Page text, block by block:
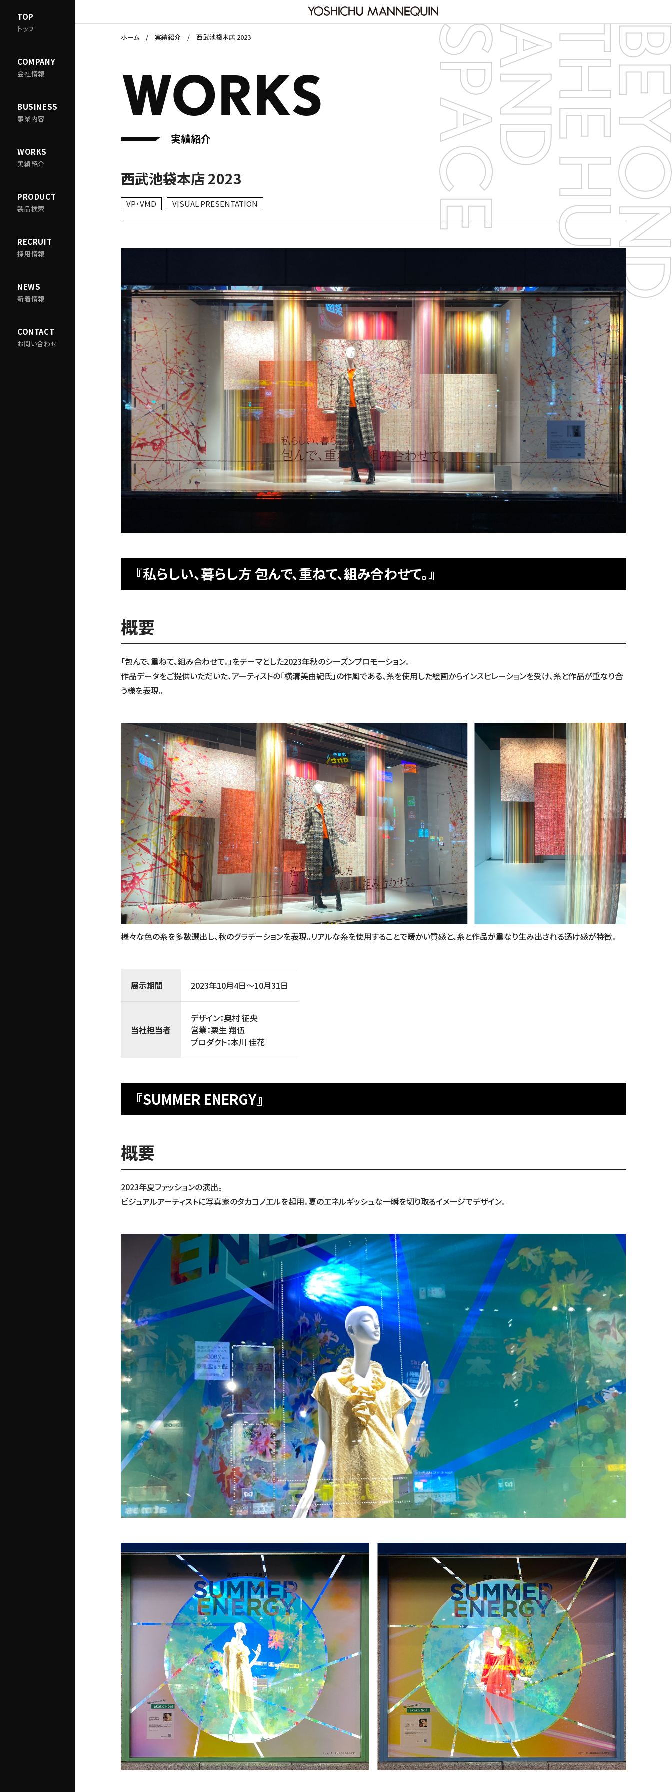
TOP
トップ
COMPANY
会社情報
BUSINESS
事業内容
WORKS
実績紹介
PRODUCT
製品検索
RECRUIT
採用情報
NEWS
新着情報
CONTACT
お問い合わせ
ホーム 実績紹介 西武池袋本店 2023
WORKS
実績紹介
西武池袋本店 2023
VP・VMD VISUAL PRESENTATION
『私らしい、暮らし方 包んで、重ねて、組み合わせて。』
概要
「包んで、重ねて、組み合わせて。」をテーマとした2023年秋のシーズンプロモーション。
作品データをご提供いただいた、アーティストの「横溝美由紀氏」の作風である、糸を使用した絵画からインスピレーションを受け、糸と作品が重なり合
う様を表現。
様々な色の糸を多数選出し、秋のグラデーションを表現。リアルな糸を使用することで暖かい質感と、糸と作品が重なり生み出される透け感が特徴。
展示期間 2023年10月4日〜10月31日
当社担当者
デザイン：奥村 征央
営業：栗生 翔伍
プロダクト：本川 佳花
『SUMMER ENERGY』
概要
2023年夏ファッションの演出。
ビジュアルアーティストに写真家のタカコノエルを起用。夏のエネルギッシュな一瞬を切り取るイメージでデザイン。